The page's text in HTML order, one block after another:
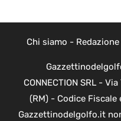
Chi siamo - Redazione
CONNECTION SRL -
(RM) - Codice Fiscale
Gazzettinodelgolfo.it